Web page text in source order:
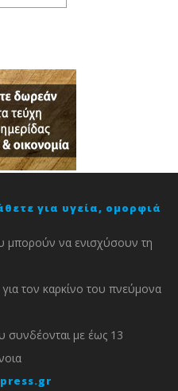
για υγεία, ομορφιά
μπορούν να ενισχύσουν τη
τον καρκίνο του πνεύμονα
συνδέονται με έως 13